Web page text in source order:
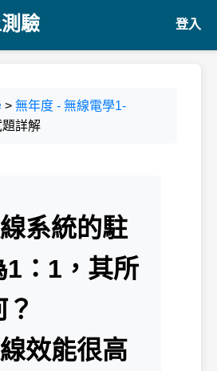
驗 登入
> 無年度 - 無線電學1-
題詳解
系統的駐
1：1，其所
效能很高